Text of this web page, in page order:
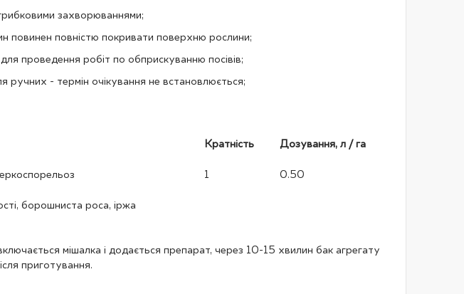
захворюваннями;
повинен повністю покривати поверхню рослини;
проведення робіт по обприскуванню посівів;
ручних - термін очікування не встановлюється;
Кратність Дозування, л / га
1 0.50
борошниста роса, іржа
мішалка і додається препарат, через 10-15 хвилин бак агрегату
приготування.